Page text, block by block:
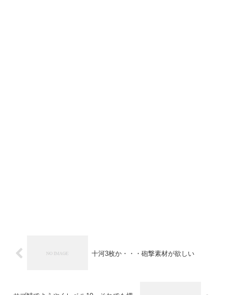
十河3枚か・・・砲撃素材が欲しい